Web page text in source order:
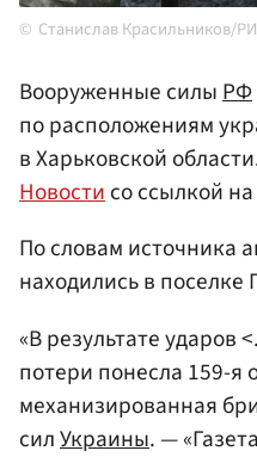
Станислав Красильников/
Вооруженные силыРФ
по расположениям
в Харьковской
Новостисо ссылкой
По словам источника
находились в поселке
«В результате ударов
потери понесла 159-я
механизированная
силУкраины. —